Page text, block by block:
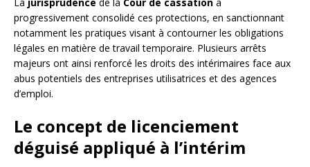
progressivement consolidé ces protections, en sanctionnant
notamment les pratiques visant à contourner les obligations
légales en matière de travail temporaire. Plusieurs arrêts
majeurs ont ainsi renforcé les droits des intérimaires face aux
abus potentiels des entreprises utilisatrices et des agences
d’emploi.
Le concept de licenciement
déguisé appliqué à l’intérim